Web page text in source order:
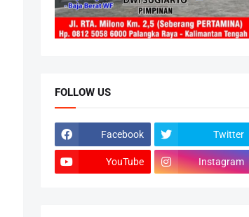
FOLLOW US
Facebook Twitter
YouTube Instagram